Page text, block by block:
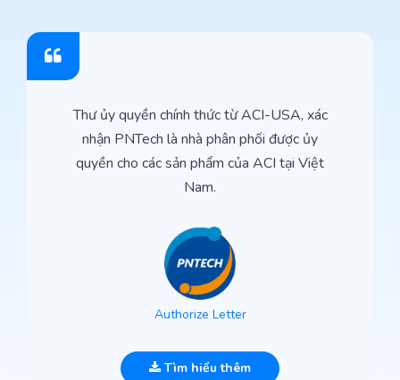
Thư ủy quyền chính thức từ ACI-USA, xác
nhận PNTech là nhà phân phối được ủy
quyền cho các sản phẩm của ACI tại Việt
Nam.
Authorize Letter
Tìm hiểu thêm